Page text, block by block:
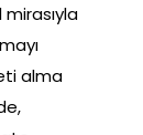
alma